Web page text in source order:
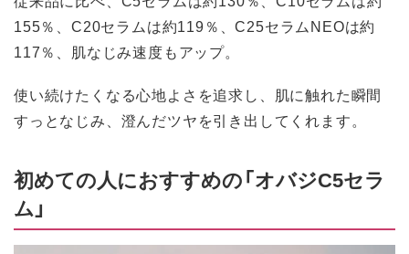
155％、C20セラムは約119％、C25セラムNEOは約
117％、肌なじみ速度もアップ。
使い続けたくなる心地よさを追求し、肌に触れた瞬間
すっとなじみ、澄んだツヤを引き出してくれます。
初めての人におすすめの「オバジC5セラ
ム」